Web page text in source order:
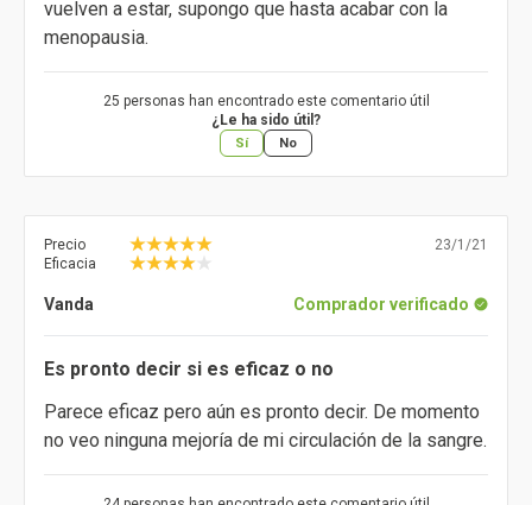
vuelven a estar, supongo que hasta acabar con la
menopausia.
25 personas han encontrado este comentario útil
¿Le ha sido útil?
Sí No
Precio
Eficacia
23/1/21
Vanda Comprador verificado
Es pronto decir si es eficaz o no
Parece eficaz pero aún es pronto decir. De momento
no veo ninguna mejoría de mi circulación de la sangre.